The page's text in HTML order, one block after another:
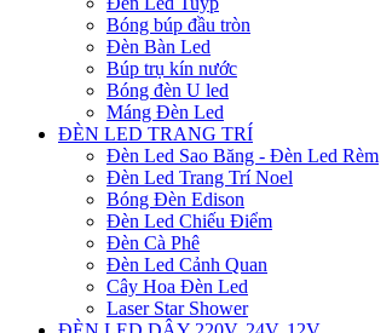
Bóng búp đầu tròn
Đèn Bàn Led
Búp trụ kín nước
Bóng đèn U led
Máng Đèn Led
ĐÈN LED TRANG TRÍ
Đèn Led Sao Băng - Đèn Led Rèm
Đèn Led Trang Trí Noel
Bóng Đèn Edison
Đèn Led Chiếu Điểm
Đèn Cà Phê
Đèn Led Cảnh Quan
Cây Hoa Đèn Led
Laser Star Shower